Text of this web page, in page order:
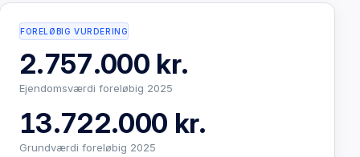
FORELØBIG VURDERING
2.757.000 kr.
Ejendomsværdi foreløbig 2025
13.722.000 kr.
Grundværdi foreløbig 2025